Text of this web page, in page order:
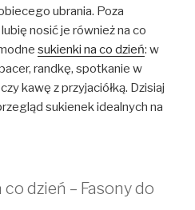
ubrania. Poza
nosić je również na co
sukienki na co dzień: w
randkę, spotkanie w
kawę z przyjaciółką. Dzisiaj
sukienek idealnych na
dzień – Fasony do